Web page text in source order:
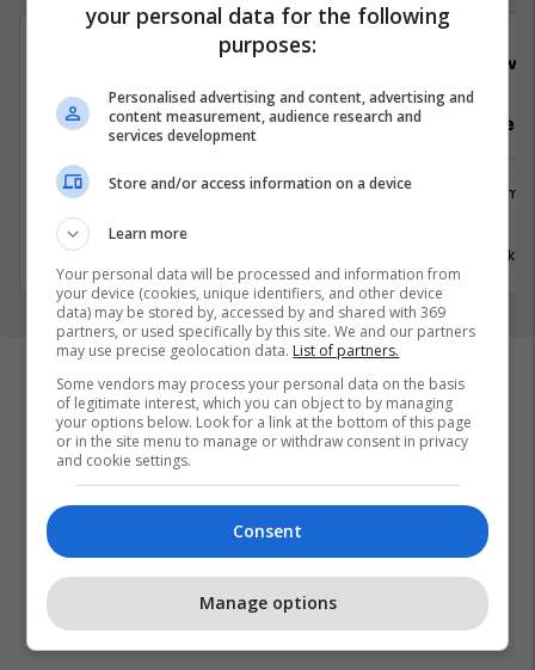
Viva Fresh Store
Sektorist/e
Logjistikë
Suharekë
17 Korrik 2026
Arkatar/e
17 Korrik
your personal data for the following
purposes:
Personalised advertising and content, advertising and
content measurement, audience research and
services development
Store and/or access information on a device
Learn more
Your personal data will be processed and information from
your device (cookies, unique identifiers, and other device
data) may be stored by, accessed by and shared with 369
partners, or used specifically by this site. We and our partners
may use precise geolocation data. List of partners.
Some vendors may process your personal data on the basis
of legitimate interest, which you can object to by managing
your options below. Look for a link at the bottom of this page
or in the site menu to manage or withdraw consent in privacy
and cookie settings.
Consent
Manage options